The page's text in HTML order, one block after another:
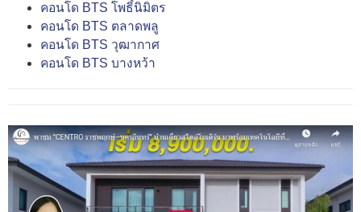
คอนโด BTS โพธิ์นิมิตร
คอนโด BTS ตลาดพลู
คอนโด BTS วุฒากาศ
คอนโด BTS บางหว้า